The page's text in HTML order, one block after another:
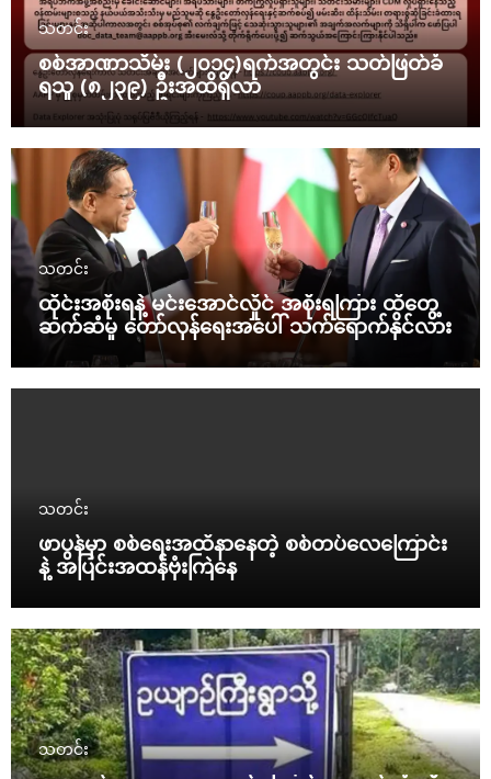
သတင်း
စစ်အာဏာသိမ်း (၂၀၁၄)ရက်အတွင်း သတ်ဖြတ်ခံ
ရသူ (၈၂၃၉) ဦးအထိရှိလာ
သတင်း
ထိုင်းအစိုးရနဲ့ မင်းအောင်လှိုင် အစိုးရကြား ထိတွေ့
ဆက်ဆံမှု တော်လှန်ရေးအပေါ် သက်ရောက်နိုင်လား
သတင်း
ဖာပွန်မှာ စစ်ရေးအထိနာနေတဲ့ စစ်တပ်လေကြောင်း
နဲ့ အပြင်းအထန်ဗုံးကြဲနေ
သတင်း